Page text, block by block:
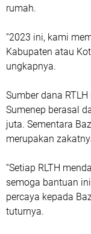
rumah.
“2023 ini, kami
Kabupaten atau
ungkapnya.
Sumber dana
Sumenep berasal
juta. Sementara
merupakan
“Setiap RLTH
semoga bantuan
percaya kepada
tuturnya.